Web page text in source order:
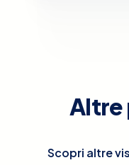
Altre
Scopri altre